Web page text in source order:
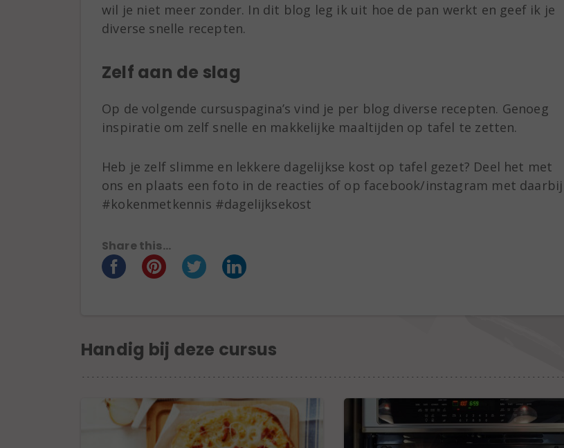
wil je niet meer zonder. In dit blog leg ik uit hoe de pan werkt en geef ik je
diverse snelle recepten.
Zelf aan de slag
Op de volgende cursuspagina’s vind je per blog diverse recepten. Genoeg
inspiratie om zelf snelle en makkelijke maaltijden op tafel te zetten.
Heb je zelf slimme en lekkere dagelijkse kost op tafel gezet? Deel het met
ons en plaats een foto in de reacties of op facebook/instagram met daarbij
#kokenmetkennis #dagelijksekost
Share this...
Handig bij deze cursus